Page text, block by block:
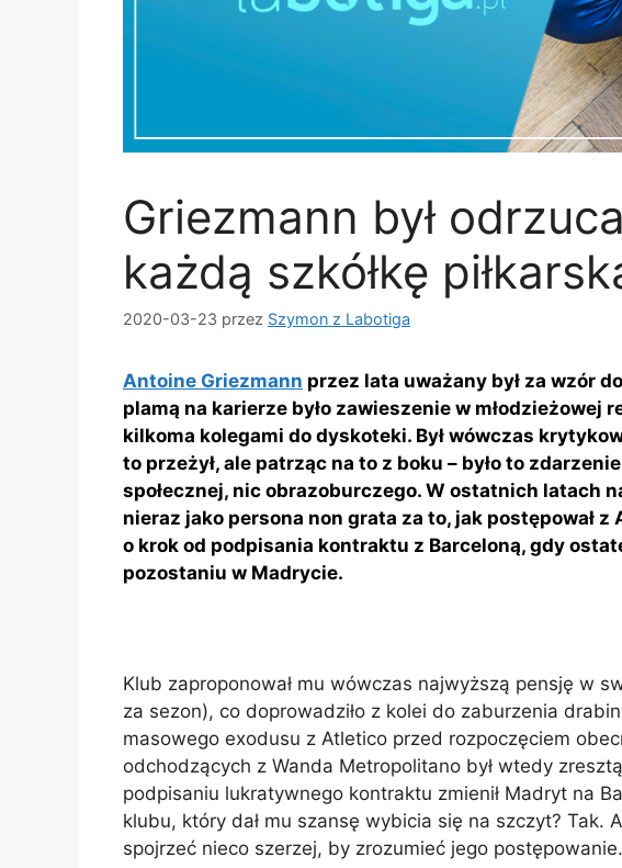
Griezmann był
każdą szkółkę
2020-03-23 przez Szymon z Labotiga
Antoine Griezmann przez lata uważany był za wzór
plamą na karierze było zawieszenie w młodzieżowej
kilkoma kolegami do dyskoteki. Był wówczas
to przeżył, ale patrząc na to z boku – było to
społecznej, nic obrazoburczego. W ostatnich latach
nieraz jako persona non grata za to, jak postępował z
o krok od podpisania kontraktu z Barceloną, gdy
pozostaniu w Madrycie.
Klub zaproponował mu wówczas najwyższą pensję w
za sezon), co doprowadziło z kolei do zaburzenia
masowego exodusu z Atletico przed rozpoczęciem
odchodzących z Wanda Metropolitano był wtedy
podpisaniu lukratywnego kontraktu zmienił Madryt na
klubu, który dał mu szansę wybicia się na szczyt? Tak.
spojrzeć nieco szerzej, by zrozumieć jego postępowanie.